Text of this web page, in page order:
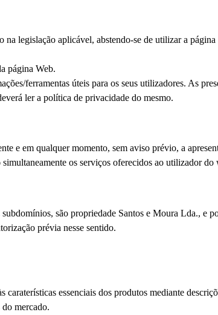
legislação aplicável, abstendo-se de utilizar a
página Web.
ferramentas úteis para os seus utilizadores. As
ler a política de privacidade do mesmo.
e em qualquer momento, sem aviso prévio, a
os serviços oferecidos ao utilizador do
são propriedade Santos e Moura Lda., e
prévia nesse sentido.
essenciais dos produtos mediante
mercado.